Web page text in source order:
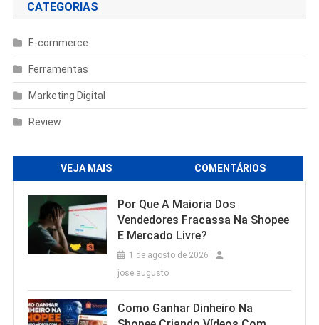
CATEGORIAS
E-commerce
Ferramentas
Marketing Digital
Review
VEJA MAIS COMENTÁRIOS
Por Que A Maioria Dos
Vendedores Fracassa Na Shopee
E Mercado Livre?
1 de agosto de 2026
jose augusto
Como Ganhar Dinheiro Na